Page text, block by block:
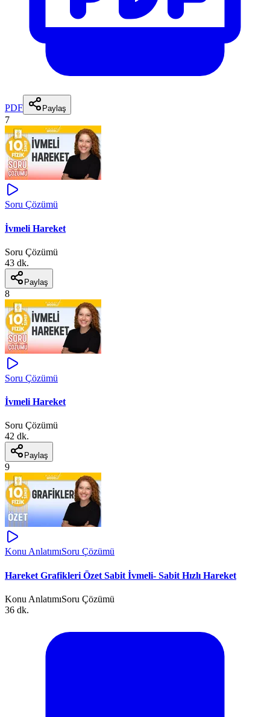
PDF Paylaş
7
Soru Çözümü
İvmeli Hareket
Soru Çözümü
43 dk.
Paylaş
8
Soru Çözümü
İvmeli Hareket
Soru Çözümü
42 dk.
Paylaş
9
Konu AnlatımıSoru Çözümü
Hareket Grafikleri Özet Sabit İvmeli- Sabit Hızlı Hareket
Konu AnlatımıSoru Çözümü
36 dk.